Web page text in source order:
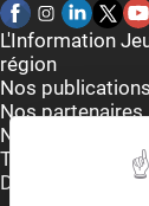
L'Information
région
Nos publications
Nos partenaires
Nous contacter
Thématiques
Dispositifs et